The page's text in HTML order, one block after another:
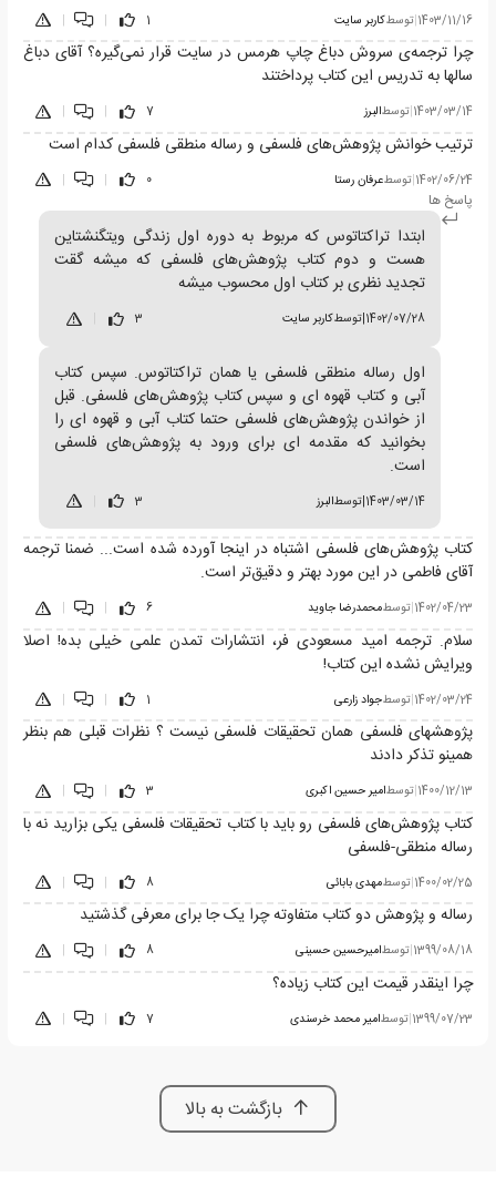
1403/11/16
|توسطکاربر سایت 1
|
|
چرا ترجمه‌ی سروش دباغ چاپ هرمس در سایت قرار نمی‌گیره؟ آقای دباغ
سالها به تدریس این کتاب پرداختند
1403/03/14
|توسطالبرز 7
|
|
ترتیب خوانش پژوهش‌های فلسفی و رساله منطقی فلسفی کدام است
1402/06/24
|توسطعرفان رستا 0
|
|
پاسخ ها
ابتدا تراکتاتوس که مربوط به دوره اول زندگی ویتگنشتاین
هست و دوم کتاب پژوهش‌های فلسفی که میشه گقت
تجدید نظری بر کتاب اول محسوب میشه
1402/07/28
|توسطکاربر سایت 3
اول رساله منطقی فلسفی یا همان تراکتاتوس. سپس کتاب
آبی و کتاب قهوه ای و سپس کتاب پژوهش‌های فلسفی. قبل
از خواندن پژوهش‌های فلسفی حتما کتاب آبی و قهوه ای را
بخوانید که مقدمه ای برای ورود به پژوهش‌های فلسفی
است.
1403/03/14
|توسطالبرز 3
کتاب پژوهش‌های فلسفی اشتباه در اینجا آورده شده است... ضمنا ترجمه
آقای فاطمی در این مورد بهتر و دقیق‌تر است.
1402/04/23
|توسطمحمدرضا جاوید 6
|
|
سلام. ترجمه امید مسعودی فر، انتشارات تمدن علمی خیلی بده! اصلا
ویرایش نشده این کتاب!
1402/03/24
|توسطجواد زارعی 1
|
|
پژوهشهای فلسفی همان تحقیقات فلسفی نیست ؟ نظرات قبلی هم بنظر
همینو تذکر دادند
1400/12/13
|توسطامیر حسین اکبری 3
|
|
کتاب پژوهش‌های فلسفی رو باید با کتاب تحقیقات فلسفی یکی بزارید نه با
رساله منطقی-فلسفی
1400/02/25
|توسطمهدی بابائی 8
|
|
رساله و پژوهش دو کتاب متفاوته چرا یک جا برای معرفی گذشتید
1399/08/18
|توسطامیرحسین حسینی 8
|
|
چرا اینقدر قیمت این کتاب زیاده؟
1399/07/23
|توسطامیر محمد خرسندی 7
|
|
بازگشت به بالا